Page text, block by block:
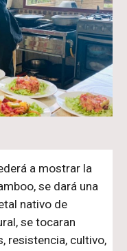
a mostrar la
se dará una
nativo de
se tocaran
resistencia, cultivo,